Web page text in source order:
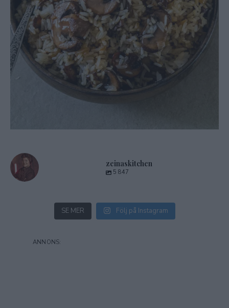
zeinaskitchen
5 847
SE MER Följ på Instagram